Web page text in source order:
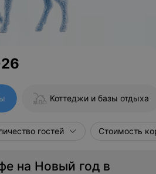
Коттеджи и базы отдыха
гостей Стоимость
на Новый год в